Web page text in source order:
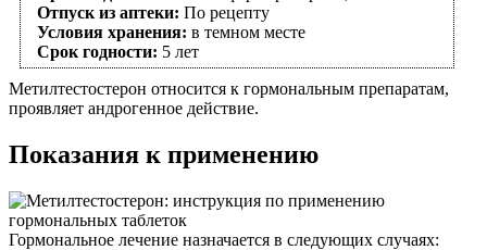
Отпуск из аптеки: По рецепту
Условия хранения: в темном месте
Срок годности: 5 лет
Метилтестостерон относится к гормональным препаратам,
проявляет андрогенное действие.
Показания к применению
Гормональное лечение назначается в следующих случаях: